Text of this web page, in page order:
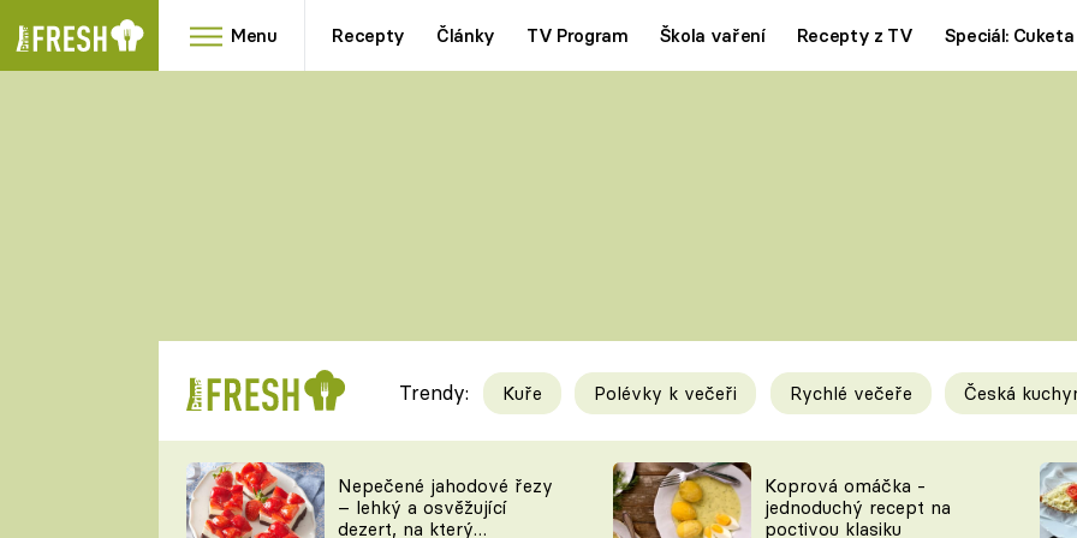
Menu Recepty Články TV Program Škola vaření Recepty z TV Speciál: Cuketa
RYCHLOVKY
Videorecepty
TEĎ VAŘÍ ŠÉF!
Tipy a triky
KAM ZA JÍDLEM
Trendy: Kuře Polévky k večeři Rychlé večeře Česká
Nepečené jahodové řezy
– lehký a osvěžující
dezert, na který
Koprová omáčka -
jednoduchý recept na
poctivou klasiku